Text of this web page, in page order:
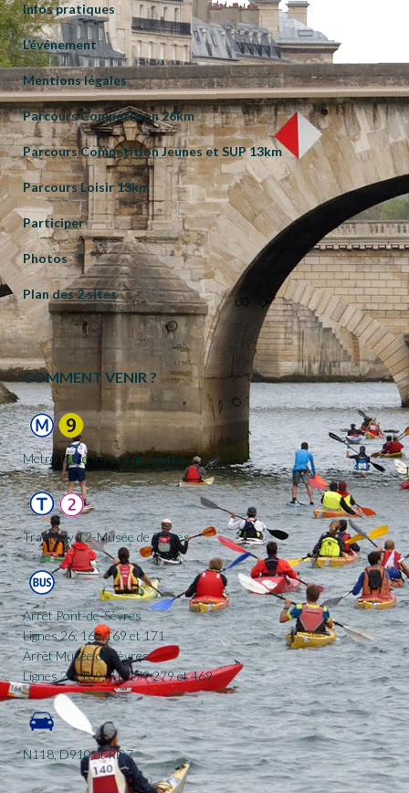
Infos pratiques
L’événement
Mentions légales
Parcours Compétition 26km
Parcours Competition Jeunes et SUP 13km
Parcours Loisir 13km
Participer
Photos
Plan des 2 sites
COMMENT VENIR ?
Metro Ligne 9-Pont de Sèvres
Tramway T2-Musée de Sèvres
Arrêt Pont-de-Sèvres
Lignes 26, 160,169 et 171
Arrêt Musée de Sèvres
Lignes 26, 169, 71, 179 279 et 469
N118, D910 et RD7